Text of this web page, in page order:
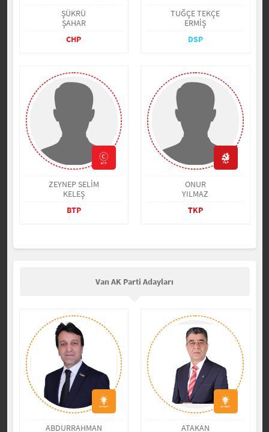
ŞÜKRÜ
ŞAHAR
CHP
TUĞÇE TEKÇE
ERMİŞ
DSP
ZEYNEP SELİM
KELEŞ
BTP
ONUR
YILMAZ
TKP
Van AK Parti Adayları
ABDURRAHMAN
ATAKAN